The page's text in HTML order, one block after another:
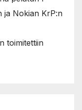
ja Nokian KrP:n
toimitettiin